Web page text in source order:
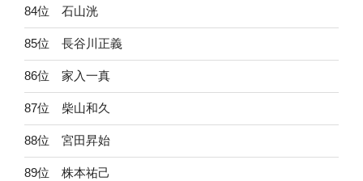
84位 石山洸
85位 長谷川正義
86位 家入一真
87位 柴山和久
88位 宮田昇始
89位 株本祐己